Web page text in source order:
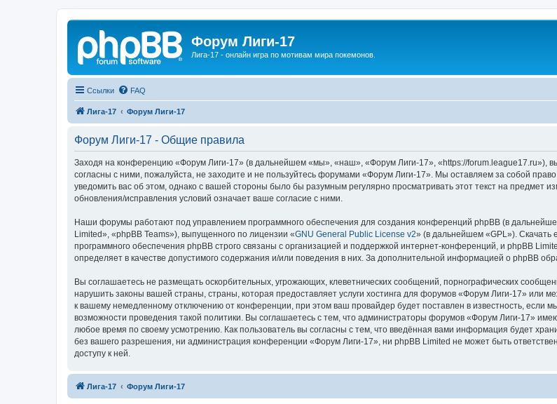
Форум Лиги-17
Лига-17 - онлайн игра по мотивам мира покемонов.
Ссылки FAQ
Лига-17 Форум Лиги-17
Форум Лиги-17 - Общие правила
Заходя на конференцию «Форум Лиги-17» (в дальнейшем «мы», «наш», «Форум Лиги-17», «https://forum.league17.ru»),
согласны с ними, пожалуйста, не заходите и не пользуйтесь форумами «Форум Лиги-17». Мы оставляем за собой
уведомить вас об этом, однако с вашей стороны было бы разумным регулярно просматривать этот текст на предмет
обновления/исправления условий означает ваше согласие с ними.
Наши форумы работают под управлением программного обеспечения для создания конференций phpBB (в
Limited», «phpBB Teams»), выпущенного по лицензии «GNU General Public License v2» (в дальнейшем «GPL»). Скачать
программного обеспечения phpBB строго связаны с организацией и поддержкой интернет-конференций, и phpBB
определяет в качестве допустимого содержания и/или поведения в них. За дополнительной информацией о phpBB
Вы соглашаетесь не размещать оскорбительных, угрожающих, клеветнических сообщений, порнографических
нарушить законы вашей страны, страны, которая предоставляет услуги хостинга для форумов «Форум Лиги-17» или
к вашему немедленному отключению от конференции, при этом ваш провайдер будет поставлен в известность, если
возможности проведения такой политики. Вы соглашаетесь с тем, что администраторы форумов «Форум Лиги-17»
любое время по своему усмотрению. Как пользователь вы согласны с тем, что введённая вами информация будет
без вашего разрешения, ни администрация конференции «Форум Лиги-17», ни phpBB Limited не может быть
доступу к ней.
Лига-17 Форум Лиги-17